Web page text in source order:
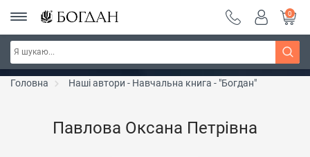
Серія "Чейзіана" ~ знижка 20%
0
Головна Наші автори - Навчальна книга - "Богдан"
Павлова Оксана Петрівна